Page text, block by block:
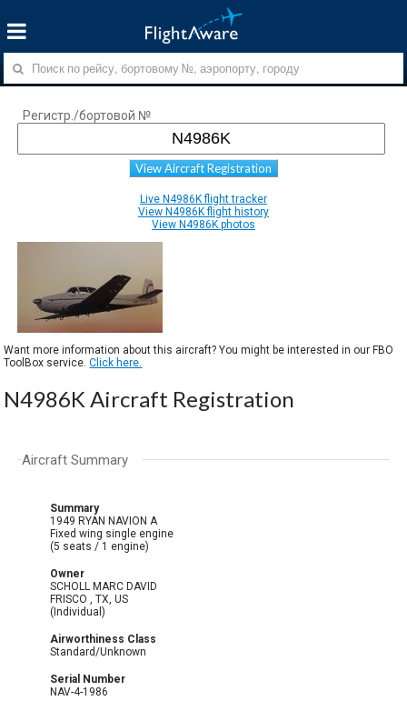
Регистр./бортовой №
View Aircraft Registration
Live N4986K flight tracker
View N4986K flight history
View N4986K photos
Want more information about this aircraft? You might be interested in our FBO
ToolBox service.Click here.
N4986K Aircraft Registration
Aircraft Summary
Summary
1949 RYAN NAVION A
Fixed wing single engine
(5 seats / 1 engine)
Owner
SCHOLL MARC DAVID
FRISCO , TX, US
(Individual)
Airworthiness Class
Standard/Unknown
Serial Number
NAV-4-1986